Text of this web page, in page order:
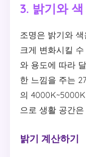
3. 밝기와
조명은 밝기와
크게 변화시킬
와 용도에 따라
한 느낌을 주는
의
으로 생활 공간
밝기 계산하기